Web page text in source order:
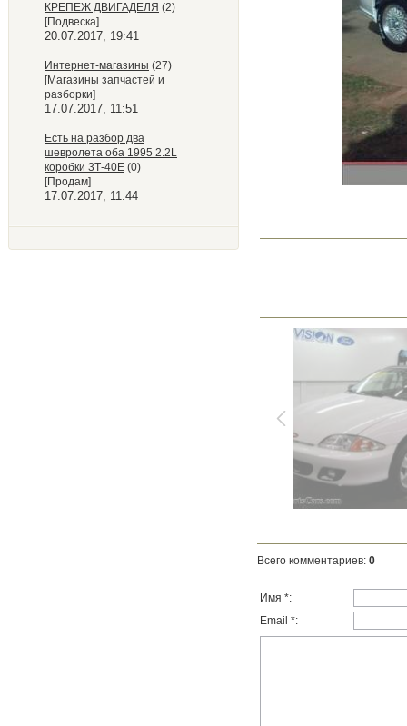
КРЕПЕЖ ДВИГАДЕЛЯ (2)
[Подвеска]
20.07.2017, 19:41
Интернет-магазины (27)
[Магазины запчастей и
разборки]
17.07.2017, 11:51
Есть на разбор два
шевролета оба 1995 2.2L
коробки 3Т-40Е (0)
[Продам]
17.07.2017, 11:44
Всего комментариев: 0
Имя *:
Email *: